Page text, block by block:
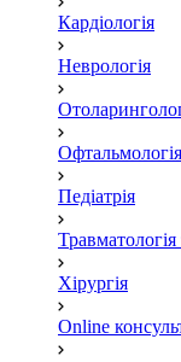
Кардіологія
Неврологія
Офтальмологія
Педіатрія
Травматологія
Хірургія
Online